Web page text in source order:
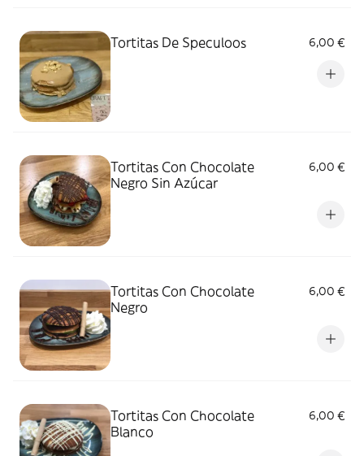
Tortitas De Speculoos 6,00 €
Tortitas Con Chocolate
Negro Sin Azúcar
6,00 €
Tortitas Con Chocolate
Negro
6,00 €
Tortitas Con Chocolate
Blanco
6,00 €